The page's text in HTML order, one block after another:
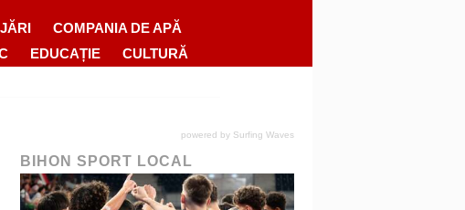
COMPANIA DE APĂ
EDUCAȚIE CULTURĂ
powered by Surfing Waves
BIHON SPORT LOCAL